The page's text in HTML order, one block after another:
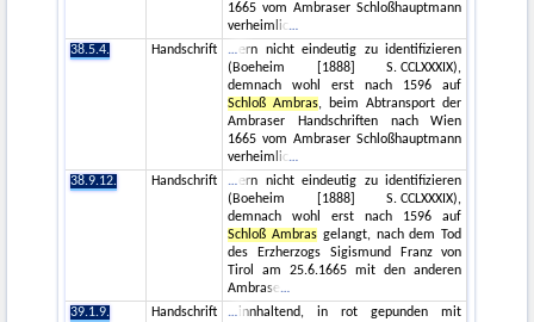
1665 vom Ambraser Schloßhauptmann
verheimlic
38.5.4.
Handschrift
ern nicht eindeutig zu identifizieren
(Boeheim [1888] S. CCLXXXIX),
demnach wohl erst nach 1596 auf
Schloß Ambras, beim Abtransport der
Ambraser Handschriften nach Wien
1665 vom Ambraser Schloßhauptmann
verheimlic
38.9.12.
Handschrift
ern nicht eindeutig zu identifizieren
(Boeheim [1888] S. CCLXXXIX),
demnach wohl erst nach 1596 auf
Schloß Ambras gelangt, nach dem Tod
des Erzherzogs Sigismund Franz von
Tirol am 25.6.1665 mit den anderen
Ambrase
39.1.9.
Handschrift
innhaltend, in rot gepunden mit